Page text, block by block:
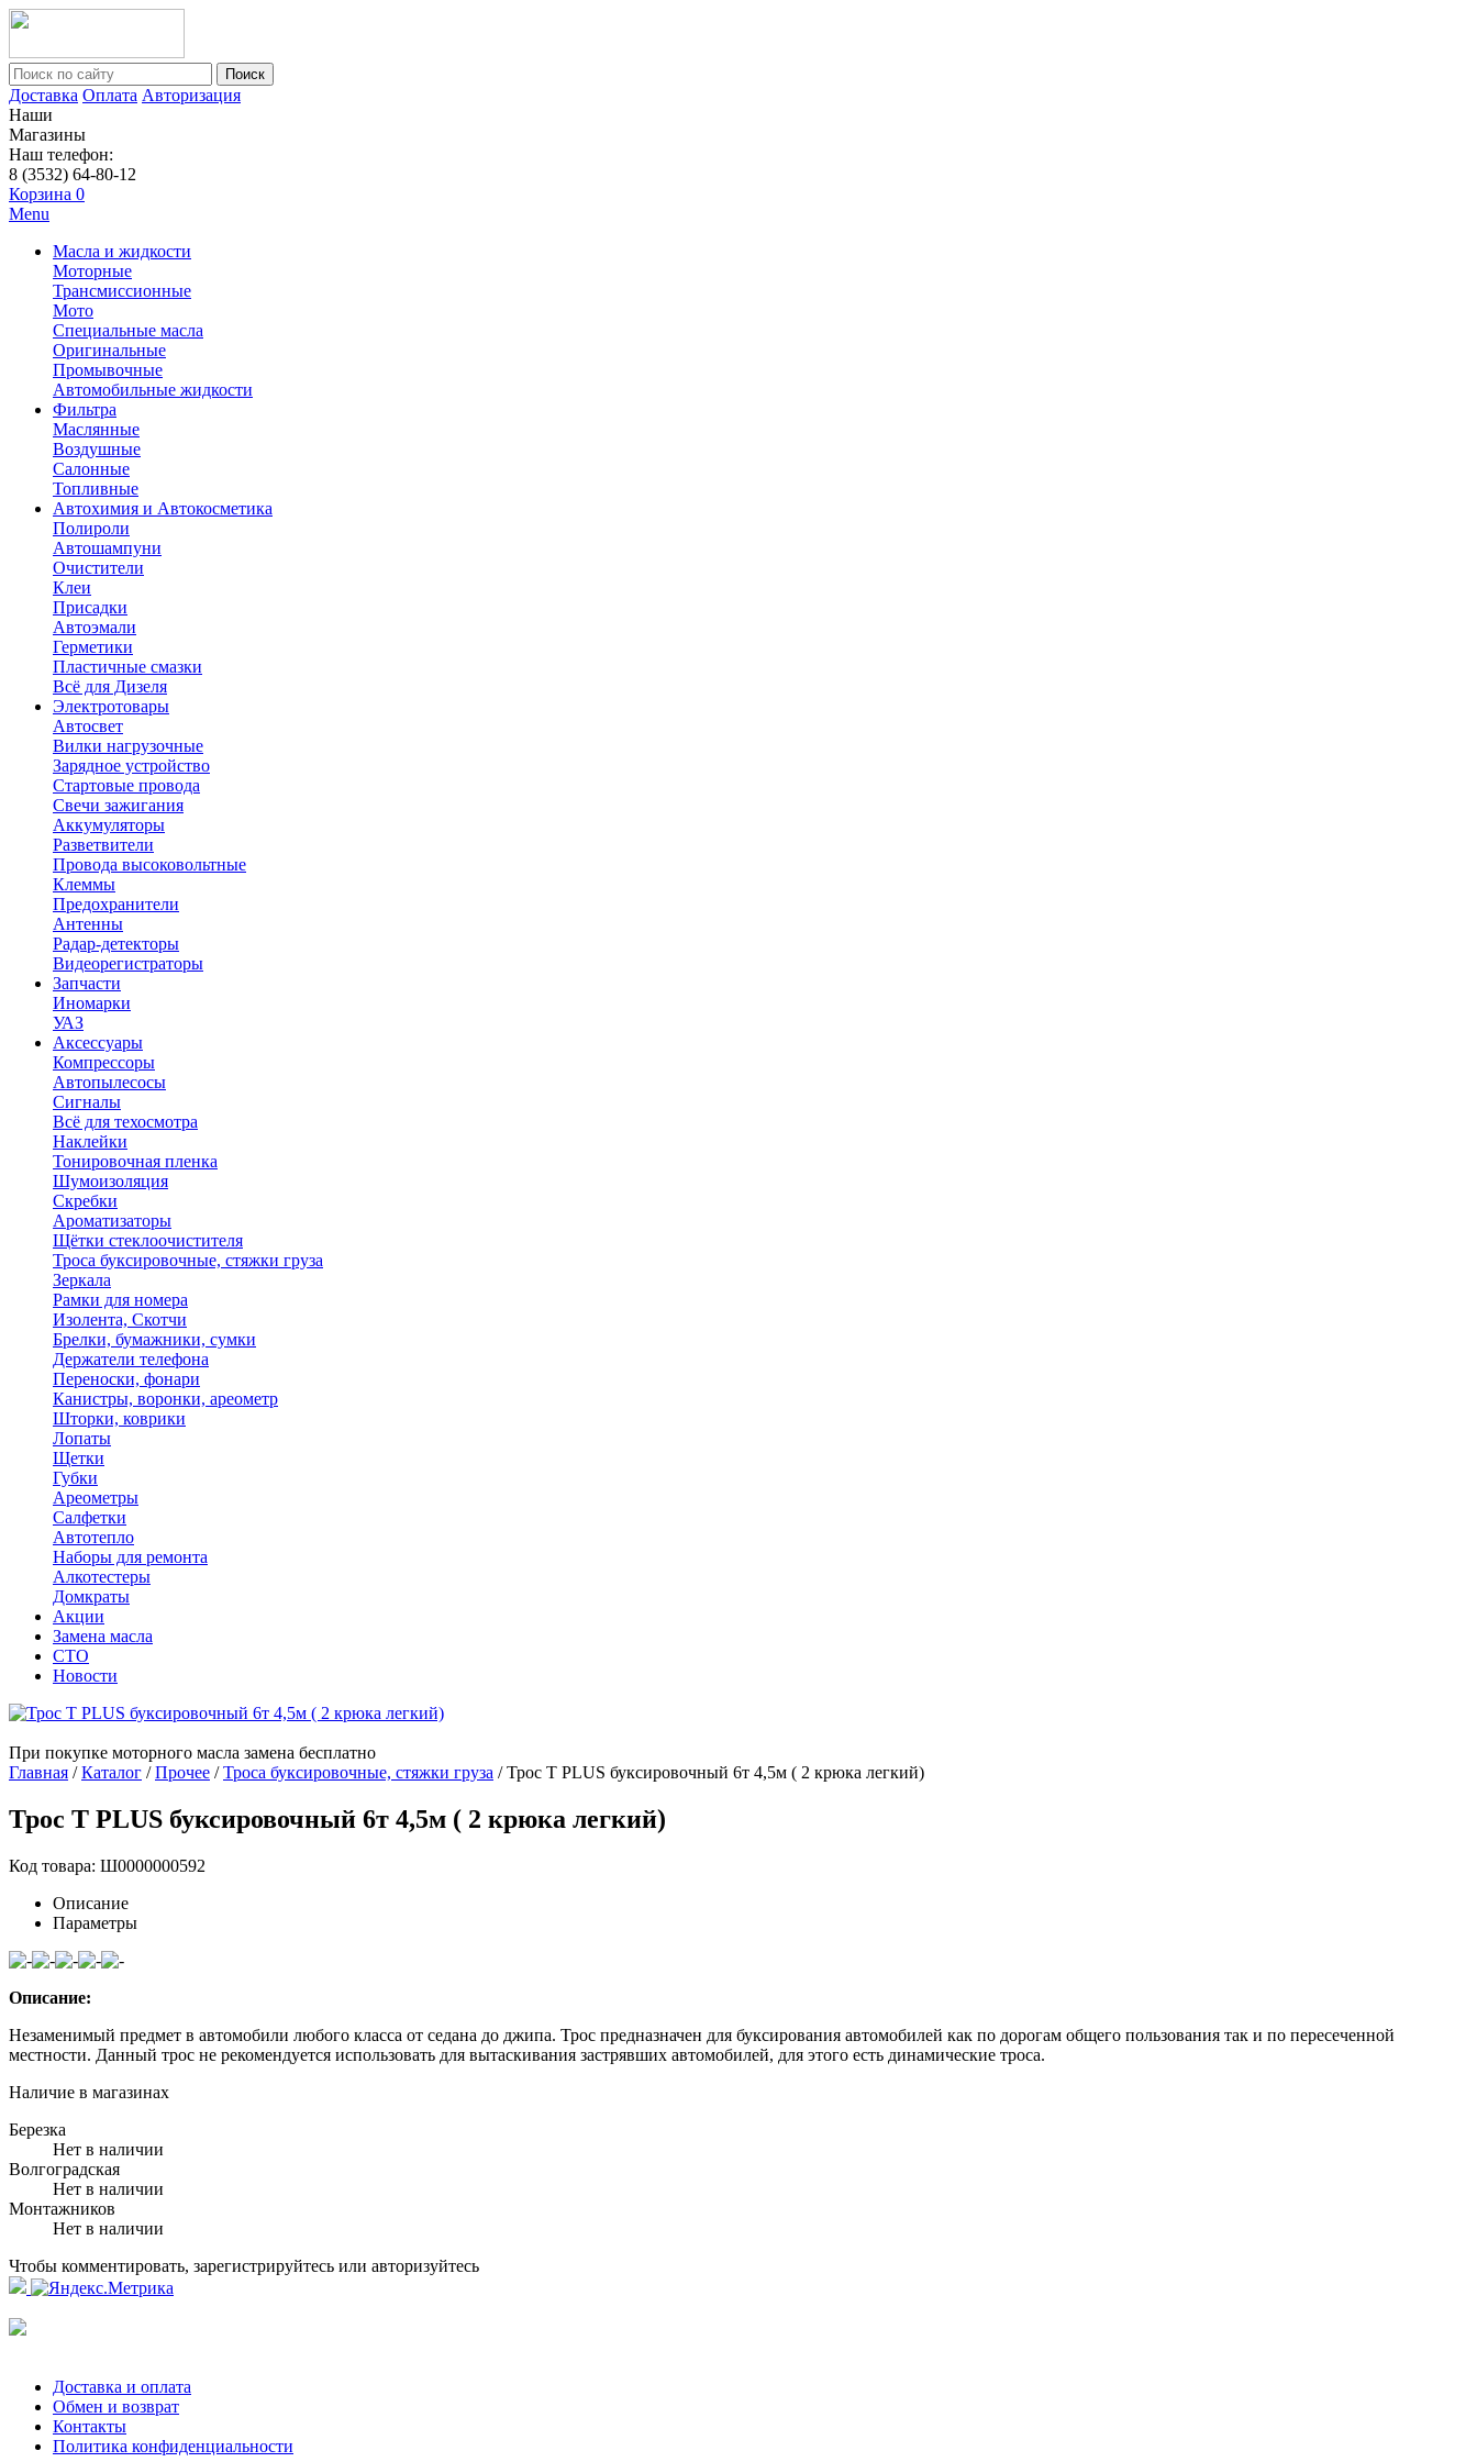
Поиск
Доставка Оплата Авторизация
Наши
Магазины
Наш телефон:
8 (3532) 64-80-12
Корзина 0
Menu
Масла и жидкости
Моторные
Трансмиссионные
Мото
Специальные масла
Оригинальные
Промывочные
Автомобильные жидкости
Фильтра
Маслянные
Воздушные
Салонные
Топливные
Автохимия и Автокосметика
Полироли
Автошампуни
Очистители
Клеи
Присадки
Автоэмали
Герметики
Пластичные смазки
Всё для Дизеля
Электротовары
Автосвет
Вилки нагрузочные
Зарядное устройство
Стартовые провода
Свечи зажигания
Аккумуляторы
Разветвители
Провода высоковольтные
Клеммы
Предохранители
Антенны
Радар-детекторы
Видеорегистраторы
Запчасти
Иномарки
УАЗ
Аксесcуары
Компрессоры
Автопылесосы
Сигналы
Всё для техосмотра
Наклейки
Тонировочная пленка
Шумоизоляция
Скребки
Ароматизаторы
Щётки стеклоочистителя
Троса буксировочные, стяжки груза
Зеркала
Рамки для номера
Изолента, Скотчи
Брелки, бумажники, сумки
Держатели телефона
Переноски, фонари
Канистры, воронки, ареометр
Шторки, коврики
Лопаты
Щетки
Губки
Ареометры
Салфетки
Автотепло
Наборы для ремонта
Алкотестеры
Домкраты
Акции
Замена масла
СТО
Новости
При покупке моторного масла замена бесплатно
Главная /Каталог /Прочее /Троса буксировочные, стяжки груза /Трос T PLUS буксировочный 6т 4,5м ( 2 крюка легкий)
Трос T PLUS буксировочный 6т 4,5м ( 2 крюка легкий)
Код товара: Ш0000000592
Описание
Параметры
Описание:
Незаменимый предмет в автомобили любого класса от седана до джипа. Трос предназначен для буксирования автомобилей как по дорогам общего пользования так и по пересеченной
местности. Данный трос не рекомендуется использовать для вытаскивания застрявших автомобилей, для этого есть динамические троса.
Наличие в магазинах
Березка
Нет в наличии
Волгоградская
Нет в наличии
Монтажников
Нет в наличии
Чтобы комментировать, зарегистрируйтесь или авторизуйтесь
Доставка и оплата
Обмен и возврат
Контакты
Политика конфиденциальности